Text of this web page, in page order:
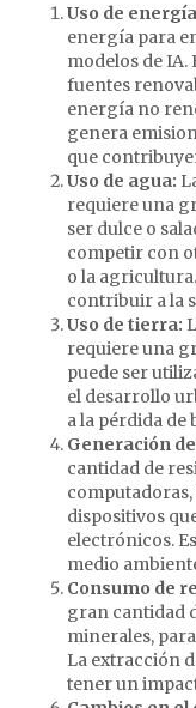
Uso de
energía para
modelos de
fuentes
energía no
genera
que
Uso de agua:
requiere una
ser dulce o
competir con
o la
contribuir a la
Uso de tierra:
requiere una
puede ser
el desarrollo
a la pérdida
Generación
cantidad de
dispositivos
electrónicos.
medio
Consumo de
gran cantidad
minerales,
La extracción
tener un